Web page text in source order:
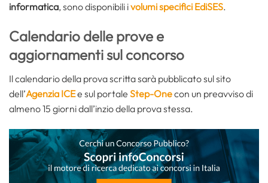
informatica, sono disponibili ivolumi specifici EdiSES.
Calendario delle prove e
aggiornamenti sul concorso
Il calendario della prova scritta sarà pubblicato sul sito
dell’Agenzia ICEe sul portale Step-Onecon un preavviso di
almeno 15 giorni dall’inzio della prova stessa.